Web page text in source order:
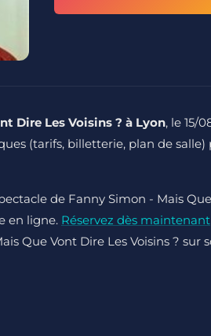
Dire Les Voisins ? à Lyon, le 15/
(tarifs, billetterie, plan de
de Fanny Simon - Mais
en ligne. Réservez dès maintenant
Que Vont Dire Les Voisins ? sur